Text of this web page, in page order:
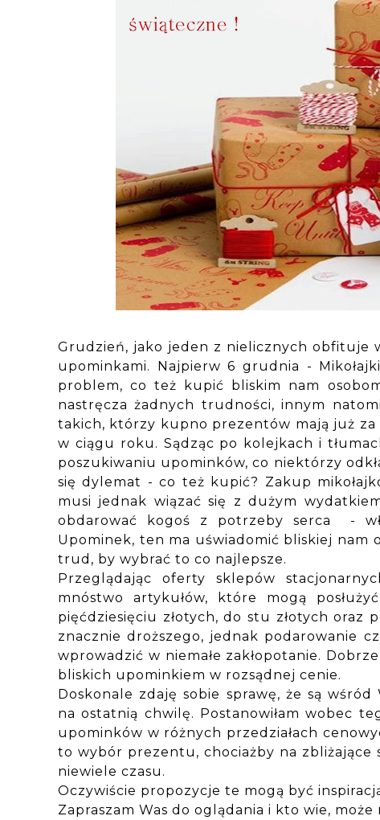
Grudzień, jako jeden z nielicznych obfituje
upominkami. Najpierw 6 grudnia -
problem, co też kupić bliskim nam
nastręcza żadnych trudności, innym
takich, którzy kupno prezentów mają już za
w ciągu roku. Sądząc po kolejkach i
poszukiwaniu upominków, co niektórzy
się dylemat - co też kupić? Zakup
musi jednak wiązać się z dużym
obdarować kogoś z potrzeby serca -
Upominek, ten ma uświadomić bliskiej nam
trud, by wybrać to co najlepsze.
Przeglądając oferty sklepów
mnóstwo artykułów, które mogą
pięćdziesięciu złotych, do stu złotych oraz
znacznie droższego, jednak podarowanie
wprowadzić w niemałe zakłopotanie.
bliskich upominkiem w rozsądnej cenie.
Doskonale zdaję sobie sprawę, że są
na ostatnią chwilę. Postanowiłam wobec
upominków w różnych przedziałach
to wybór prezentu, chociażby na zbliżające
niewiele czasu.
Oczywiście propozycje te mogą być
Zapraszam Was do oglądania i kto wie,